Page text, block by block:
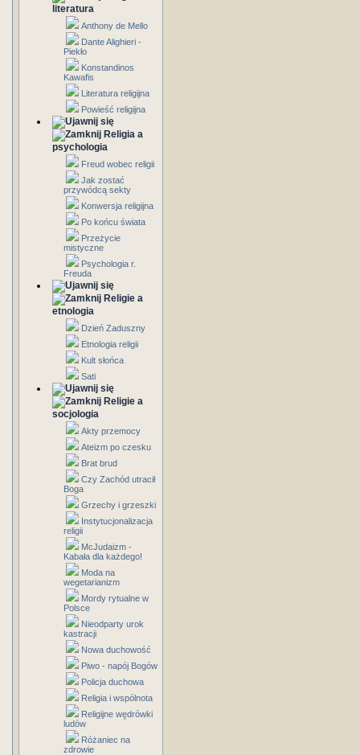
literatura
Anthony de Mello
Dante Alighieri -
Piekło
Konstandinos
Kawafis
Literatura religijna
Powieść religijna
Religia a
psychologia
Freud wobec religii
Jak zostać
przywódcą sekty
Konwersja religijna
Po końcu świata
Przeżycie
mistyczne
Psychologia r.
Freuda
Religie a
etnologia
Dzień Zaduszny
Etnologia religii
Kult słońca
Sati
Religie a
socjologia
Akty przemocy
Ateizm po czesku
Brat brud
Czy Zachód utracił
Boga
Grzechy i grzeszki
Instytucjonalizacja
religii
McJudaizm -
Kabała dla każdego!
Moda na
wegetarianizm
Mordy rytualne w
Polsce
Nieodparty urok
kastracji
Nowa duchowość
Piwo - napój Bogów
Policja duchowa
Religia i wspólnota
Religijne wędrówki
ludów
Różaniec na
zdrowie